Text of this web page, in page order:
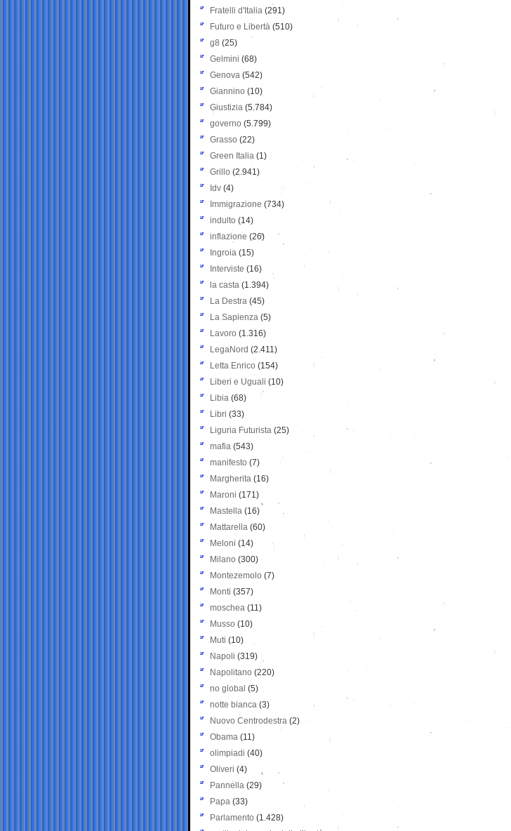
Fratelli d'Italia (291)
Futuro e Libertà (510)
g8 (25)
Gelmini (68)
Genova (542)
Giannino (10)
Giustizia (5.784)
governo (5.799)
Grasso (22)
Green Italia (1)
Grillo (2.941)
Idv (4)
Immigrazione (734)
indulto (14)
inflazione (26)
Ingroia (15)
Interviste (16)
la casta (1.394)
La Destra (45)
La Sapienza (5)
Lavoro (1.316)
LegaNord (2.411)
Letta Enrico (154)
Liberi e Uguali (10)
Libia (68)
Libri (33)
Liguria Futurista (25)
mafia (543)
manifesto (7)
Margherita (16)
Maroni (171)
Mastella (16)
Mattarella (60)
Meloni (14)
Milano (300)
Montezemolo (7)
Monti (357)
moschea (11)
Musso (10)
Muti (10)
Napoli (319)
Napolitano (220)
no global (5)
notte bianca (3)
Nuovo Centrodestra (2)
Obama (11)
olimpiadi (40)
Oliveri (4)
Pannella (29)
Papa (33)
Parlamento (1.428)